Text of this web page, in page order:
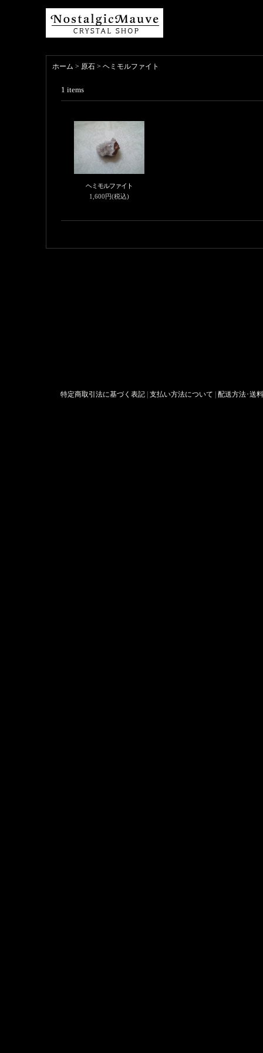
ホーム > 原石> ヘミモルファイト
1 items
ヘミモルファイト
1,600円(税込)
特定商取引法に基づく表記| 支払い方法について 配送方法･送